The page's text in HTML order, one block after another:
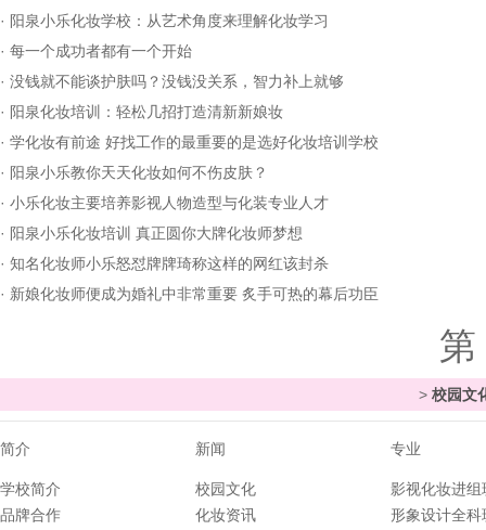
· 阳泉小乐化妆学校：从艺术角度来理解化妆学习
· 每一个成功者都有一个开始
· 没钱就不能谈护肤吗？没钱没关系，智力补上就够
· 阳泉化妆培训：轻松几招打造清新新娘妆
· 学化妆有前途 好找工作的最重要的是选好化妆培训学校
· 阳泉小乐教你天天化妆如何不伤皮肤？
· 小乐化妆主要培养影视人物造型与化装专业人才
· 阳泉小乐化妆培训 真正圆你大牌化妆师梦想
· 知名化妆师小乐怒怼牌牌琦称这样的网红该封杀
· 新娘化妆师便成为婚礼中非常重要 炙手可热的幕后功臣
> 校园文
简介 新闻 专业
学校简介 校园文化
影视化妆进组
品牌合作
化妆资讯
形象设计全科